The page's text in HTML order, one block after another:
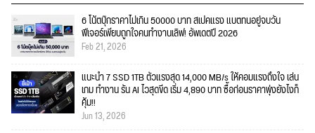
6 โน้ตบุ๊กราคาไม่เกิน 50000 บาท สเปคแรง แบตทนอยู่จบวัน
ฟีเจอร์เพียบถูกใจคนทำงานเลิฟ! อัพเดตปี 2026
Feb 21, 2026
แนะนำ 7 SSD 1TB ตัวแรงสุด 14,000 MB/s ให้คอมแรงถึงใจ เล่น
เกม ทำงาน รัน AI ไวสุดขีด เริ่ม 4,890 บาท ซื้อก่อนราคาพุ่งยังไงก็
คุ้ม!!
Jun 13, 2026